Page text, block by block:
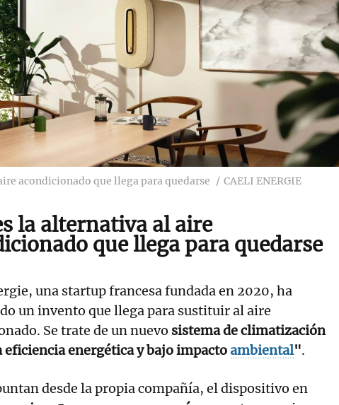
acondicionado que llega para quedarse CAELI ENERGIE
la alternativa al aire
que llega para quedarse
una startup francesa fundada en 2020, ha
un invento que llega para sustituir al aire
Se trate de un nuevo sistema de climatización
eficiencia energética y bajo impactoambiental".
desde la propia compañía, el dispositivo en